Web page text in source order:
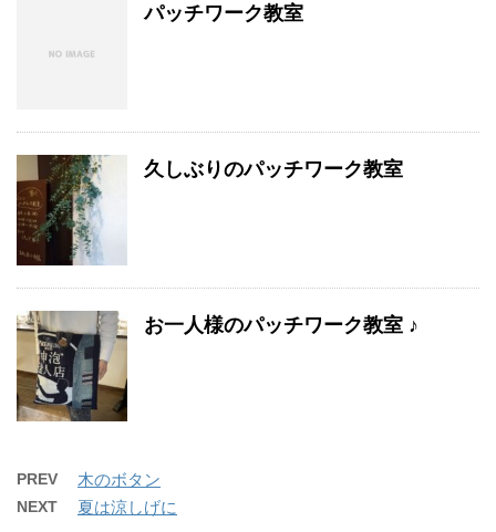
パッチワーク教室
久しぶりのパッチワーク教室
お一人様のパッチワーク教室 ♪
PREV 木のボタン
NEXT 夏は涼しげに